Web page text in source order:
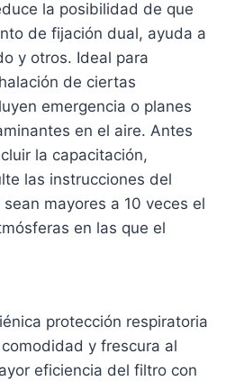
la posibilidad de que
de fijación dual, ayuda a
y otros. Ideal para
de ciertas
emergencia o planes
en el aire. Antes
la capacitación,
las instrucciones del
mayores a 10 veces el
en las que el
protección respiratoria
y frescura al
eficiencia del filtro con